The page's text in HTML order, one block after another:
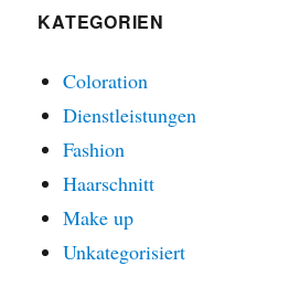
KATEGORIEN
Coloration
Dienstleistungen
Fashion
Haarschnitt
Make up
Unkategorisiert